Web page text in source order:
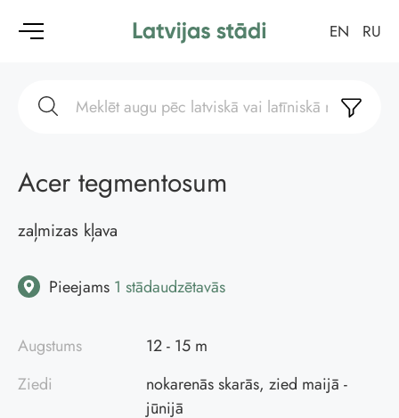
EN RU
Acer tegmentosum
zaļmizas kļava
Pieejams 1 stādaudzētavās
Augstums
12 - 15 m
Ziedi
nokarenās skarās, zied maijā -
jūnijā